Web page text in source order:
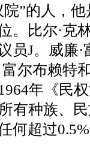
”的人，
。比尔·克
员J。威廉
尔布赖特
年《民
有种族、
何超过